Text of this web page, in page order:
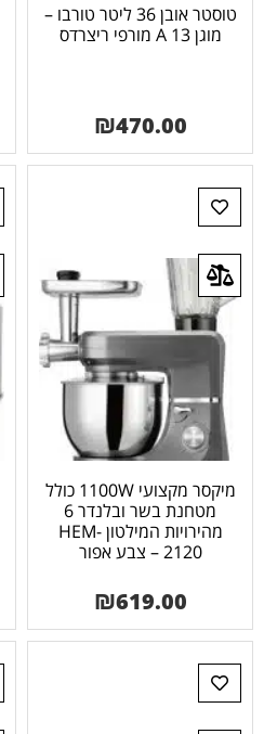
טוסטר אובן 36 ליטר טורבו –
מוגן 13 A מורפי ריצרדס
₪470.00
מיקסר מקצועי 1100W כולל
מטחנת בשר ובלנדר 6
מהירויות המילטון HEM-
2120 – צבע אפור
₪619.00